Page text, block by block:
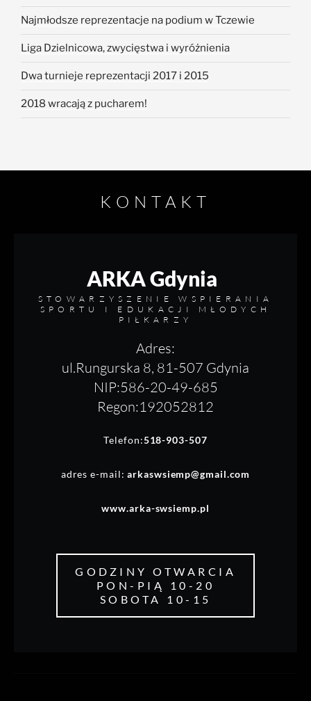
Najmłodsze reprezentacje na podium w Tczewie
Liga Dzielnicowa, zwycięstwa i wyróżnienia
Dwa turnieje reprezentacji 2017 i 2015
2018 wracają z pucharem!
KONTAKT
ARKA Gdynia
STOWARZYSZENIE WSPIERANIA
SPORTU I EDUKACJI MŁODYCH
PIŁKARZY
Adres:
ul.Rungurska 8, 81-507 Gdynia
NIP:586-20-49-685
Regon:192052812
Telefon:518-903-507
adres e-mail:arkaswsiemp@gmail.com
www.arka-swsiemp.pl
GODZINY OTWARCIA
PON-PIĄ 10-20
SOBOTA 10-15